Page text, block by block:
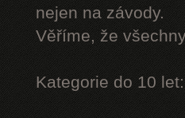
nejen na závody.
Věříme, že
Kategorie do 10 let: